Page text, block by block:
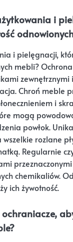
i
i pielęgnacji,
mebli?
Chroń meble
i
mogą
powłok.
rozlane
Regularnie
chemikaliów.
ich żywotność.